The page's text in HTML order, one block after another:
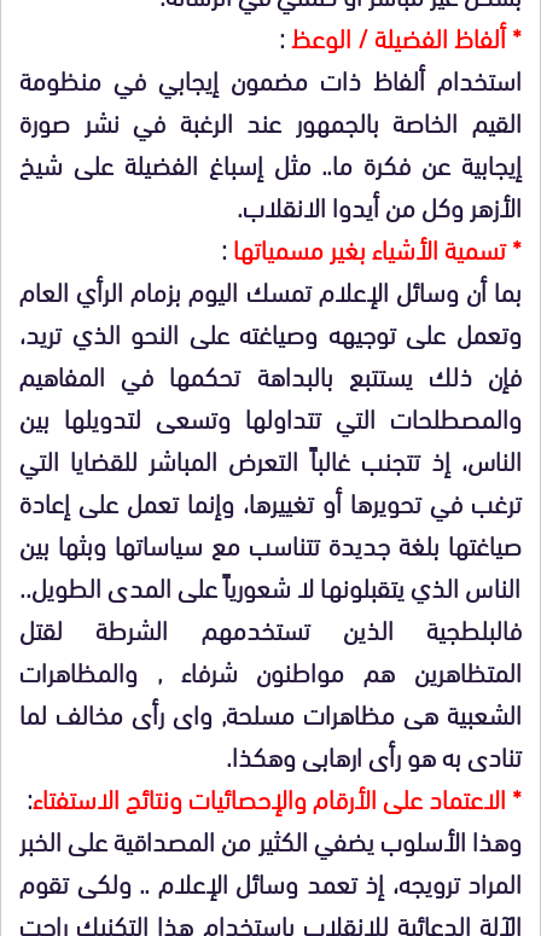
* ألفاظ الفضيلة / الوعظ:
استخدام ألفاظ ذات مضمون إيجابي في منظومة
القيم الخاصة بالجمهور عند الرغبة في نشر صورة
إيجابية عن فكرة ما.. مثل إسباغ الفضيلة على شيخ
الأزهر وكل من أيدوا الانقلاب.
* تسمية الأشياء بغير مسمياتها:
بما أن وسائل الإعلام تمسك اليوم بزمام الرأي العام
وتعمل على توجيهه وصياغته على النحو الذي تريد،
فإن ذلك يستتبع بالبداهة تحكمها في المفاهيم
والمصطلحات التي تتداولها وتسعى لتدويلها بين
الناس، إذ تتجنب غالباً التعرض المباشر للقضايا التي
ترغب في تحويرها أو تغييرها، وإنما تعمل على إعادة
صياغتها بلغة جديدة تتناسب مع سياساتها وبثها بين
الناس الذي يتقبلونها لا شعورياً على المدى الطويل..
فالبلطجية الذين تستخدمهم الشرطة لقتل
المتظاهرين هم مواطنون شرفاء , والمظاهرات
الشعبية هى مظاهرات مسلحة, واى رأى مخالف لما
تنادى به هو رأى ارهابى وهكذا.
* الاعتماد على الأرقام والإحصائيات ونتائج الاستفتاء:
وهذا الأسلوب يضفي الكثير من المصداقية على الخبر
المراد ترويجه، إذ تعمد وسائل الإعلام .. ولكى تقوم
الآلة الدعائية للانقلاب باستخدام هذا التكنيك راحت